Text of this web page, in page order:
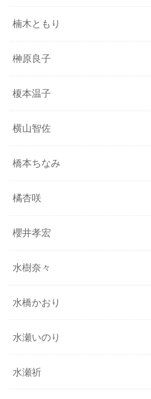
楠木ともり
榊原良子
榎本温子
横山智佐
橋本ちなみ
橘杏咲
櫻井孝宏
水樹奈々
水橋かおり
水瀬いのり
水瀬祈